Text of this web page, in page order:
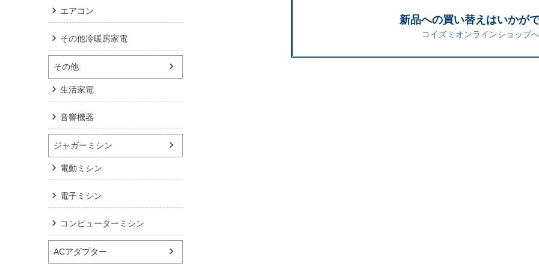
エアコン
その他冷暖房家電
その他
生活家電
音響機器
ジャガーミシン
電動ミシン
電子ミシン
コンピューターミシン
ACアダプター
新品への買い替えはいかが
コイズミオンラインショップ